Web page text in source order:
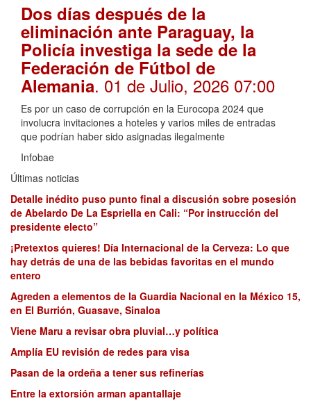
Dos días después de la
eliminación ante Paraguay, la
Policía investiga la sede de la
Federación de Fútbol de
Alemania. 01 de Julio, 2026 07:00
Es por un caso de corrupción en la Eurocopa 2024 que
involucra invitaciones a hoteles y varios miles de entradas
que podrían haber sido asignadas ilegalmente
Infobae
Últimas noticias
Detalle inédito puso punto final a discusión sobre posesión
de Abelardo De La Espriella en Cali: “Por instrucción del
presidente electo”
¡Pretextos quieres! Día Internacional de la Cerveza: Lo que
hay detrás de una de las bebidas favoritas en el mundo
entero
Agreden a elementos de la Guardia Nacional en la México 15,
en El Burrión, Guasave, Sinaloa
Viene Maru a revisar obra pluvial…y política
Amplía EU revisión de redes para visa
Pasan de la ordeña a tener sus refinerías
Entre la extorsión arman apantallaje